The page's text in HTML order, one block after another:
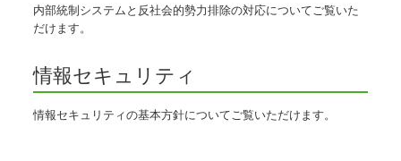
内部統制システムと反社会的勢力排除の対応についてご覧いた
だけます。
情報セキュリティ
情報セキュリティの基本方針についてご覧いただけます。